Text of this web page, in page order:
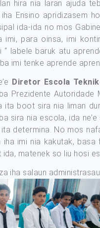
hira nia laran ajuda
Ensino apridizasem
ida-ida no mos
imi, para oinsa, imi
“ labele baruk atu
imi tenke aprende
Diretor Escola
Prezidente
boot sira nia liman
sira nia escola, ida
determina. No mos
iha imi nia kakutak,
matenek so liu hosi
iha salaun